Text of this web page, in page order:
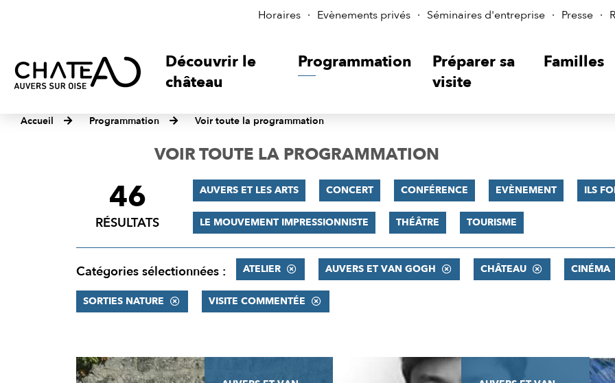
Horaires Evènements privés Séminaires d'entreprise Presse
Découvrir le
château
Programmation
Préparer sa
visite
Familles
Accueil Programmation Voir toute la programmation
VOIR TOUTE LA PROGRAMMATION
FILTRER
RÉSULTATS
46
RÉSULTATS
AUVERS ET LES ARTS CONCERT CONFÉRENCE EVÈNEMENT ILS
LE MOUVEMENT IMPRESSIONNISTE THÉÂTRE TOURISME
Catégories sélectionnées : ATELIER AUVERS ET VAN GOGH CHÂTEAU CINÉMA
SORTIES NATURE VISITE COMMENTÉE
RÉSULTATS